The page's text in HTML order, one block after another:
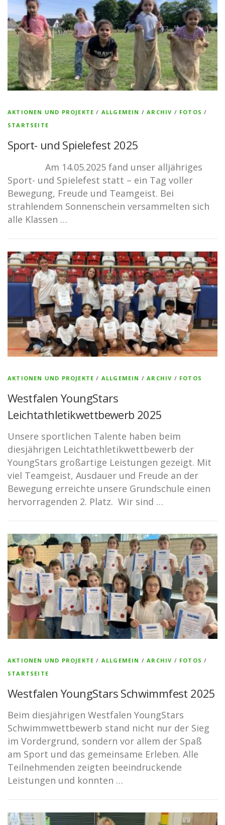
AKTIONEN UND PROJEKTE / ALLGEMEIN /ARCHIV / FOTOS /
STARTSEITE
Sport- und Spielefest 2025
Am 14.05.2025 fand unser alljähriges
Sport- und Spielefest statt – ein Tag voller
Bewegung, Freude und Teamgeist. Bei
strahlendem Sonnenschein versammelten sich
alle Klassen …
AKTIONEN UND PROJEKTE / ALLGEMEIN /ARCHIV / FOTOS
Westfalen YoungStars
Leichtathletikwettbewerb 2025
Unsere sportlichen Talente haben beim
diesjährigen Leichtathletikwettbewerb der
YoungStars großartige Leistungen gezeigt. Mit
viel Teamgeist, Ausdauer und Freude an der
Bewegung erreichte unsere Grundschule einen
hervorragenden 2. Platz. Wir sind …
AKTIONEN UND PROJEKTE / ALLGEMEIN /ARCHIV / FOTOS /
STARTSEITE
Westfalen YoungStars Schwimmfest 2025
Beim diesjährigen Westfalen YoungStars
Schwimmwettbewerb stand nicht nur der Sieg
im Vordergrund, sondern vor allem der Spaß
am Sport und das gemeinsame Erleben. Alle
Teilnehmenden zeigten beeindruckende
Leistungen und konnten …